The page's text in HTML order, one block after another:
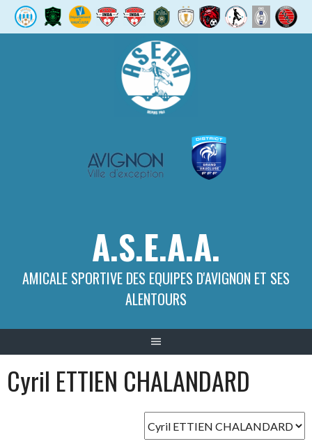
A.S.E.A.A.
AMICALE SPORTIVE DES EQUIPES D'AVIGNON ET SES
ALENTOURS
Cyril ETTIEN CHALANDARD